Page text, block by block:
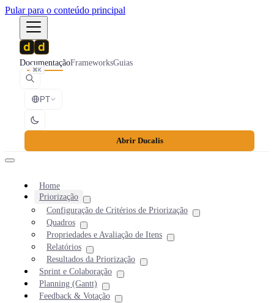
Pular para o conteúdo principal
DocumentaçãoFrameworksGuias
⌘K
PT
Abrir Ducalis
Home
Priorização
Configuração de Critérios de Priorização
Quadros
Propriedades e Avaliação de Itens
Relatórios
Resultados da Priorização
Sprint e Colaboração
Planning (Gantt)
Feedback & Votação